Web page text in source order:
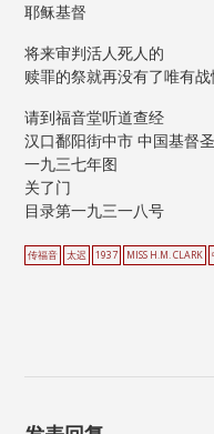
耶稣基督
将来审判活人死人的
赎罪的祭就再没有了唯有
请到福音堂听道查经
汉口鄱阳街中市 中国基督
一九三七年图
关了门
目录第一九三一八号
传福音 太迟 1937 MISS H.M. CLARK